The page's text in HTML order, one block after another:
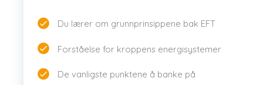
Du lærer om grunnprinsippene bak EFT
Forståelse for kroppens energisystemer
De vanligste punktene å banke på